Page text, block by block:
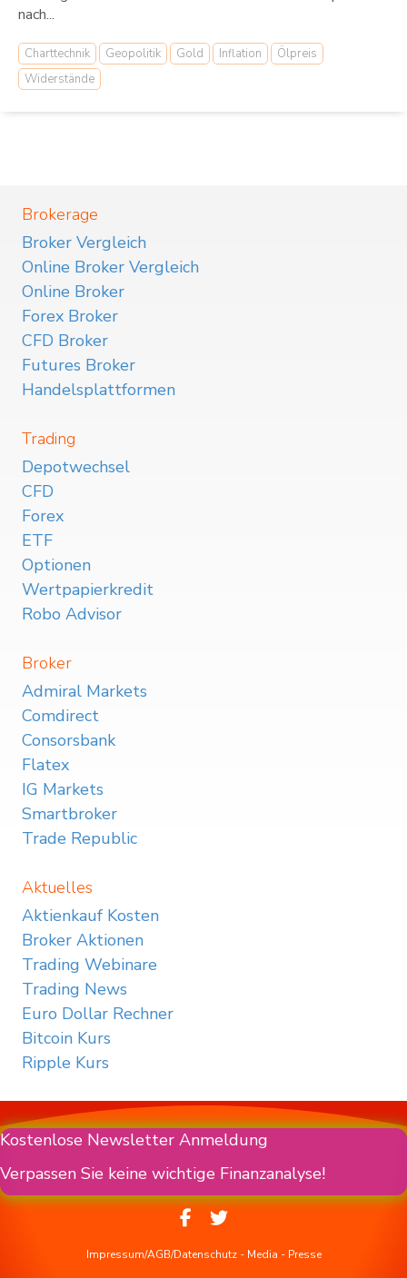
nach...
Charttechnik Geopolitik Gold Inflation
Ölpreis
Widerstände
Brokerage
Broker Vergleich
Online Broker Vergleich
Online Broker
Forex Broker
CFD Broker
Futures Broker
Handelsplattformen
Trading
Depotwechsel
CFD
Forex
ETF
Optionen
Wertpapierkredit
Robo Advisor
Broker
Admiral Markets
Comdirect
Consorsbank
Flatex
IG Markets
Smartbroker
Trade Republic
Aktuelles
Aktienkauf Kosten
Broker Aktionen
Trading Webinare
Trading News
Euro Dollar Rechner
Bitcoin Kurs
Ripple Kurs
Kostenlose Newsletter Anmeldung
Verpassen Sie keine wichtige Finanzanalyse!
Impressum/AGB/Datenschutz- Media - Presse